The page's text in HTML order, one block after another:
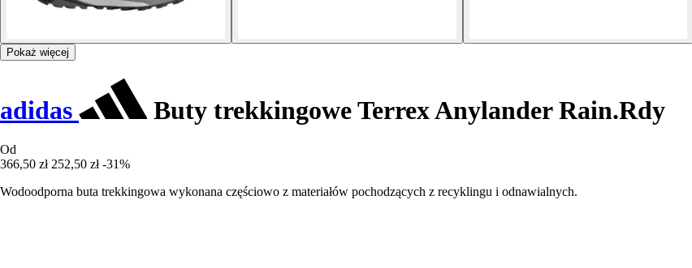
Pokaż więcej
adidas Buty trekkingowe Terrex Anylander Rain.Rdy
Od
366,50 zł 252,50 zł -31%
Wodoodporna buta trekkingowa wykonana częściowo z materiałów pochodzących z recyklingu i odnawialnych.